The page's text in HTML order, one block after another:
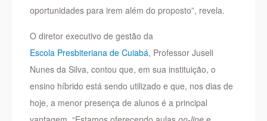
oportunidades para irem além do proposto”, revela.
O diretor executivo de gestão da
Escola Presbiteriana de Cuiabá, Professor Juseli
Nunes da Silva, contou que, em sua instituição, o
ensino híbrido está sendo utilizado e que, nos dias de
hoje, a menor presença de alunos é a principal